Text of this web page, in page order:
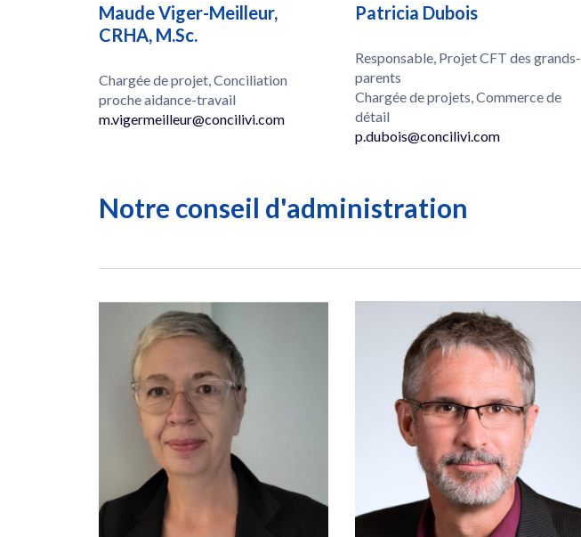
Maude Viger-Meilleur,
CRHA, M.Sc.
Chargée de projet, Conciliation
proche aidance-travail
m.vigermeilleur@concilivi.com
Patricia Dubois
Responsable, Projet CFT des grands-
parents
Chargée de projets, Commerce de
détail
p.dubois@concilivi.com
Notre conseil d'administration